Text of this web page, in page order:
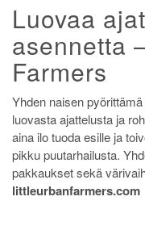
Luovaa
asennetta
Farmers
Yhden naisen
luovasta ajattelusta ja
aina ilo tuoda esille ja
pikku puutarhailusta.
pakkaukset sekä
littleurbanfarmers.com